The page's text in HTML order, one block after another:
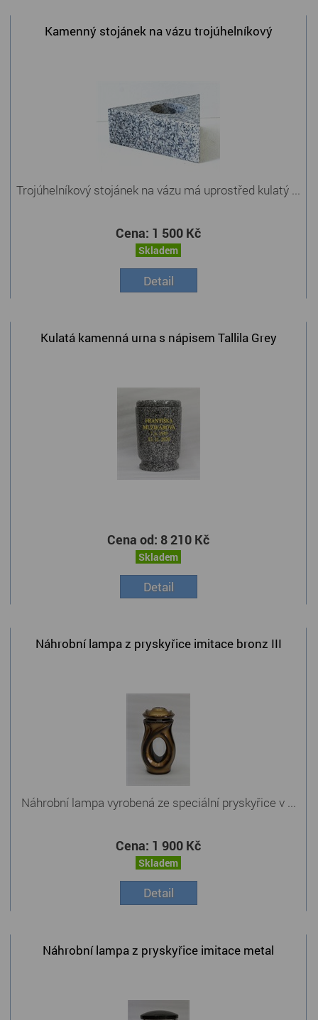
Kamenný stojánek na vázu trojúhelníkový
Trojúhelníkový stojánek na vázu má uprostřed kulatý ...
Cena: 1 500 Kč
Skladem
Detail
Kulatá kamenná urna s nápisem Tallila Grey
Cena od: 8 210 Kč
Skladem
Detail
Náhrobní lampa z pryskyřice imitace bronz III
Náhrobní lampa vyrobená ze speciální pryskyřice v ...
Cena: 1 900 Kč
Skladem
Detail
Náhrobní lampa z pryskyřice imitace metal